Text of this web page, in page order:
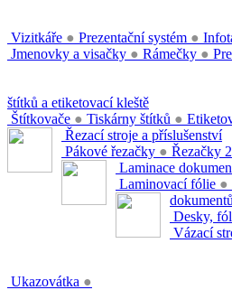
Vizitkáře ● Prezentační systém ●
Jmenovky a visačky ● Rámečky ●
štítků a etiketovací kleště
Štítkovače ● Tiskárny štítků ●
Řezací stroje a příslušenství
Pákové řezačky ● Řezačky
Laminace
Laminovací fólie ●
dokumentů
Desky,
Vázací
Ukazovátka ●